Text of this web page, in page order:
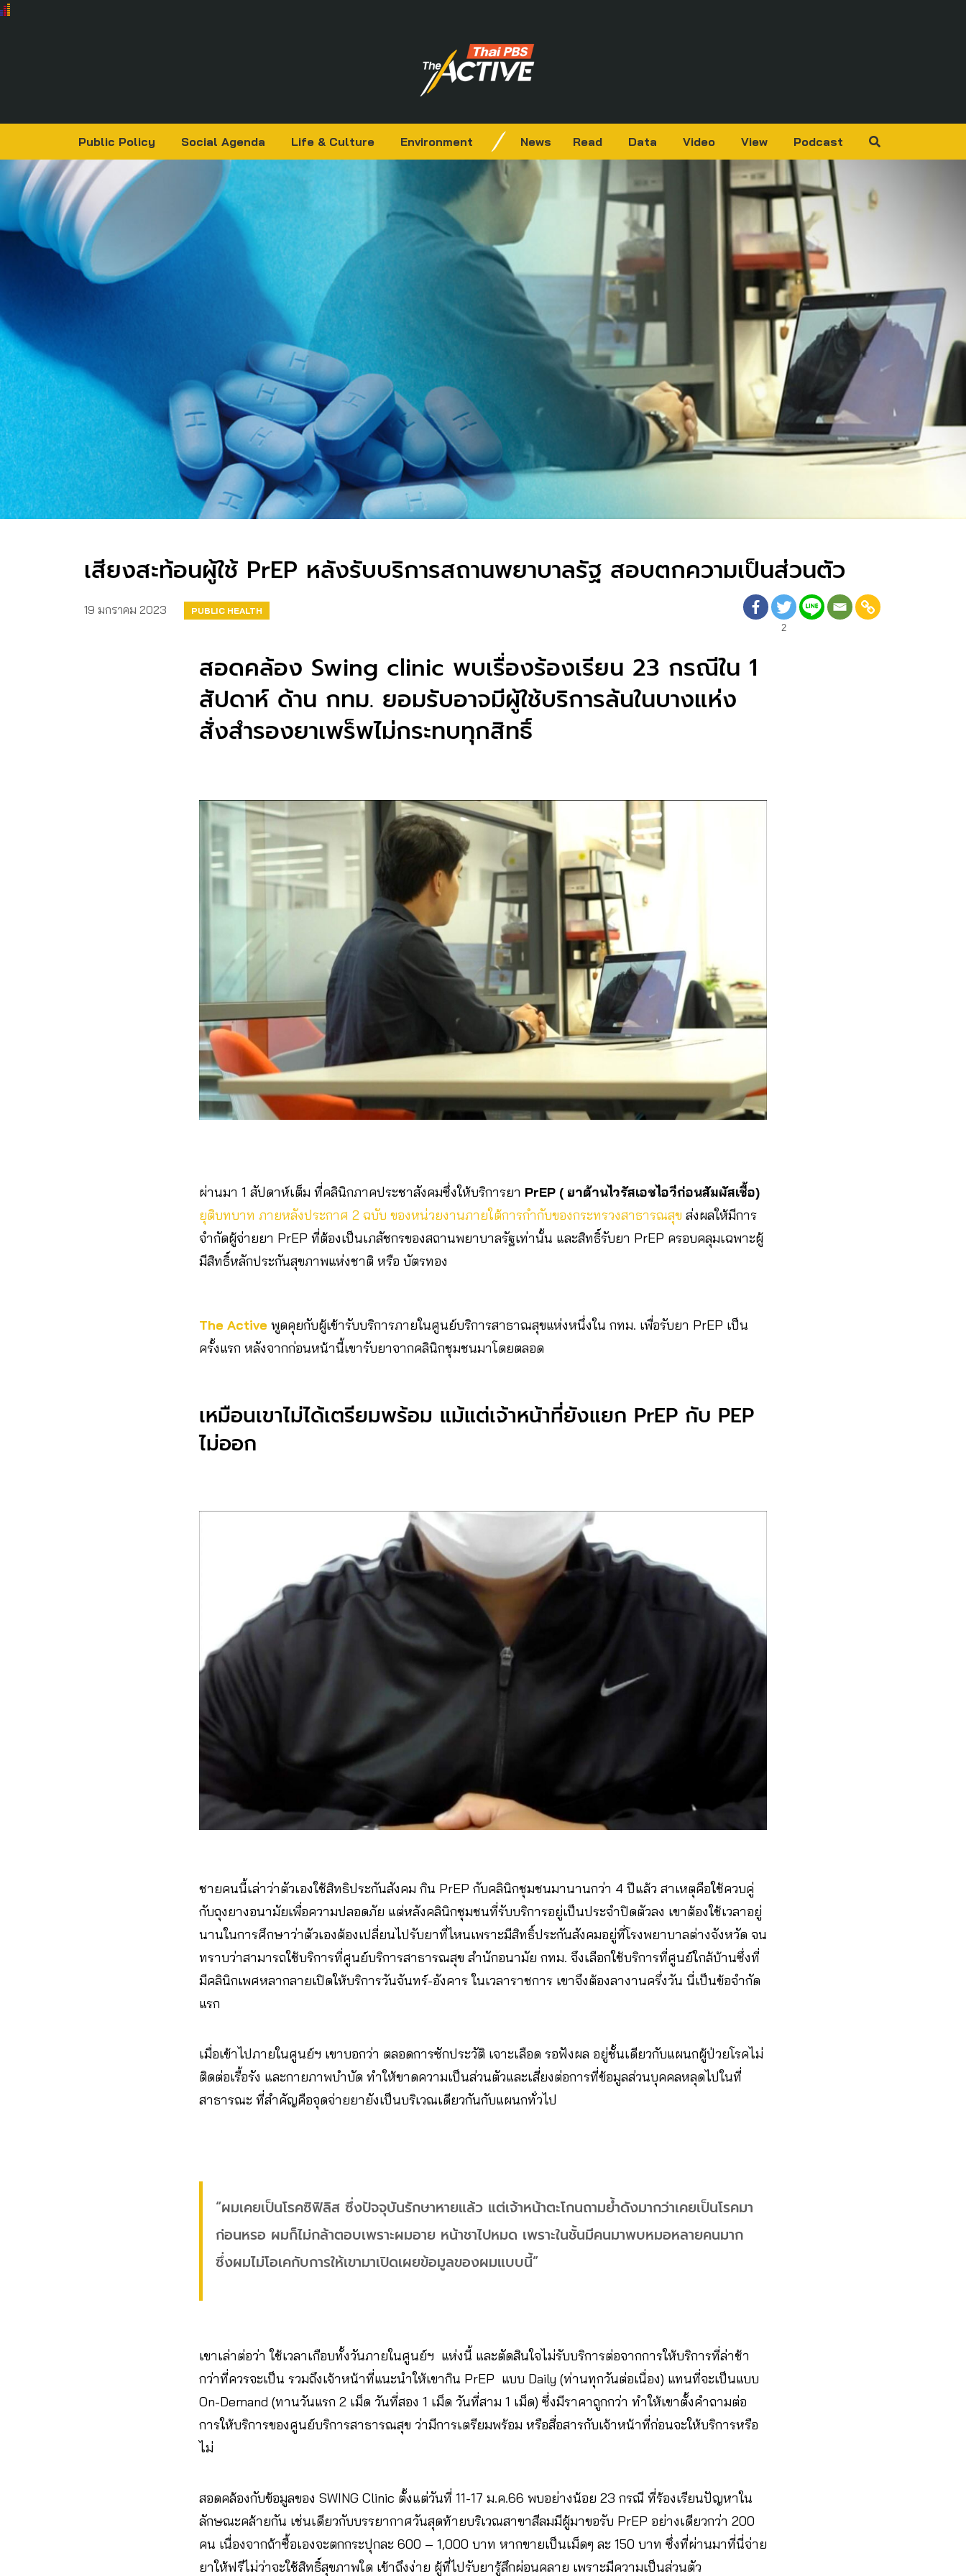
Public Policy Social Agenda Life & Culture Environment News Read Data Video View Podcast
เสียงสะท้อนผู้ใช้ PrEP หลังรับบริการสถานพยาบาลรัฐ สอบตกความเป็นส่วนตัว
19 มกราคม 2023
PUBLIC HEALTH
2
สอดคล้อง Swing clinic พบเรื่องร้องเรียน 23 กรณีใน 1
สัปดาห์ ด้าน กทม. ยอมรับอาจมีผู้ใช้บริการล้นในบางแห่ง
สั่งสำรองยาเพร็พไม่กระทบทุกสิทธิ์
ผ่านมา 1 สัปดาห์เต็ม ที่คลินิกภาคประชาสังคมซึ่งให้บริการยา PrEP ( ยาต้านไวรัสเอชไอวีก่อนสัมผัสเชื้อ)
ยุติบทบาท ภายหลังประกาศ 2 ฉบับ ของหน่วยงานภายใต้การกำกับของกระทรวงสาธารณสุข ส่งผลให้มีการ
จำกัดผู้จ่ายยา PrEP ที่ต้องเป็นเภสัชกรของสถานพยาบาลรัฐเท่านั้น และสิทธิ์รับยา PrEP ครอบคลุมเฉพาะผู้
มีสิทธิ์หลักประกันสุขภาพแห่งชาติ หรือ บัตรทอง
The Active พูดคุยกับผู้เข้ารับบริการภายในศูนย์บริการสาธาณสุขแห่งหนึ่งใน กทม. เพื่อรับยา PrEP เป็น
ครั้งแรก หลังจากก่อนหน้านี้เขารับยาจากคลินิกชุมชนมาโดยตลอด
เหมือนเขาไม่ได้เตรียมพร้อม แม้แต่เจ้าหน้าที่ยังแยก PrEP กับ PEP
ไม่ออก
ชายคนนี้เล่าว่าตัวเองใช้สิทธิประกันสังคม กิน PrEP กับคลินิกชุมชนมานานกว่า 4 ปีแล้ว สาเหตุคือใช้ควบคู่
กับถุงยางอนามัยเพื่อความปลอดภัย แต่หลังคลินิกชุมชนที่รับบริการอยู่เป็นประจำปิดตัวลง เขาต้องใช้เวลาอยู่
นานในการศึกษาว่าตัวเองต้องเปลี่ยนไปรับยาที่ไหนเพราะมีสิทธิ์ประกันสังคมอยู่ที่โรงพยาบาลต่างจังหวัด จน
ทราบว่าสามารถใช้บริการที่ศูนย์บริการสาธารณสุข สำนักอนามัย กทม. จึงเลือกใช้บริการที่ศูนย์ใกล้บ้านซึ่งที่
มีคลินิกเพศหลากลายเปิดให้บริการวันจันทร์-อังคาร ในเวลาราชการ เขาจึงต้องลางานครึ่งวัน นี่เป็นข้อจำกัด
แรก
เมื่อเข้าไปภายในศูนย์ฯ เขาบอกว่า ตลอดการซักประวัติ เจาะเลือด รอฟังผล อยู่ชั้นเดียวกับแผนกผู้ป่วยโรคไม่
ติดต่อเรื้อรัง และกายภาพบำบัด ทำให้ขาดความเป็นส่วนตัวและเสี่ยงต่อการที่ข้อมูลส่วนบุคคลหลุดไปในที่
สาธารณะ ที่สำคัญคือจุดจ่ายยายังเป็นบริเวณเดียวกันกับแผนกทั่วไป
“ผมเคยเป็นโรคซิฟิลิส ซึ่งปัจจุบันรักษาหายแล้ว แต่เจ้าหน้าตะโกนถามย้ำดังมากว่าเคยเป็นโรคมา
ก่อนหรอ ผมก็ไม่กล้าตอบเพราะผมอาย หน้าชาไปหมด เพราะในชั้นมีคนมาพบหมอหลายคนมาก
ซึ่งผมไม่โอเคกับการให้เขามาเปิดเผยข้อมูลของผมแบบนี้”
เขาเล่าต่อว่า ใช้เวลาเกือบทั้งวันภายในศูนย์ฯ แห่งนี้ และตัดสินใจไม่รับบริการต่อจากการให้บริการที่ล่าช้า
กว่าที่ควรจะเป็น รวมถึงเจ้าหน้าที่แนะนำให้เขากิน PrEP แบบ Daily (ท่านทุกวันต่อเนื่อง) แทนที่จะเป็นแบบ
On-Demand (ทานวันแรก 2 เม็ด วันที่สอง 1 เม็ด วันที่สาม 1 เม็ด) ซึ่งมีราคาถูกกว่า ทำให้เขาตั้งคำถามต่อ
การให้บริการของศูนย์บริการสาธารณสุข ว่ามีการเตรียมพร้อม หรือสื่อสารกับเจ้าหน้าที่ก่อนจะให้บริการหรือ
ไม่
สอดคล้องกับข้อมูลของ SWING Clinic ตั้งแต่วันที่ 11-17 ม.ค.66 พบอย่างน้อย 23 กรณี ที่ร้องเรียนปัญหาใน
ลักษณะคล้ายกัน เช่นเดียวกับบรรยากาศวันสุดท้ายบริเวณสาขาสีลมมีผู้มาขอรับ PrEP อย่างเดียวกว่า 200
คน เนื่องจากถ้าซื้อเองจะตกกระปุกละ 600 – 1,000 บาท หากขายเป็นเม็ดๆ ละ 150 บาท ซึ่งที่ผ่านมาที่นี่จ่าย
ยาให้ฟรีไม่ว่าจะใช้สิทธิ์สุขภาพใด เข้าถึงง่าย ผู้ที่ไปรับยารู้สึกผ่อนคลาย เพราะมีความเป็นส่วนตัว